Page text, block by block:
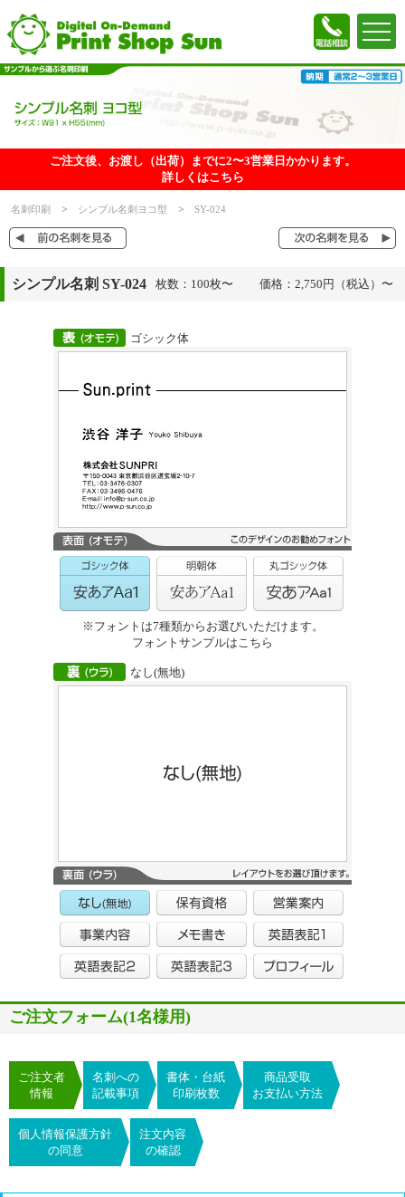
ご注文後、お渡し（出荷）までに2〜3営業日かかります。
詳しくはこちら
名刺印刷 シンプル名刺ヨコ型 SY-024
シンプル名刺 SY-024 枚数：100枚〜 価格：2,750円（税込）〜
ゴシック体
※フォントは7種類からお選びいただけます。
フォントサンプルはこちら
なし(無地)
ご注文フォーム(1名様用)
ご注文者
情報
名刺への
記載事項
書体・台紙
印刷枚数
商品受取
お支払い方法
個人情報保護方針
の同意
注文内容
の確認